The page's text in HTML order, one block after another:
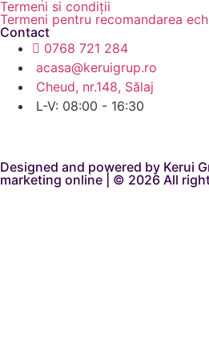
Termeni si condiții
Termeni pentru recomandarea
Contact
0768 721 284
acasa@keruigrup.ro
Cheud, nr.148, Sălaj
L-V: 08:00 - 16:30
Designed and powered by Kerui
marketing online | © 2026 All